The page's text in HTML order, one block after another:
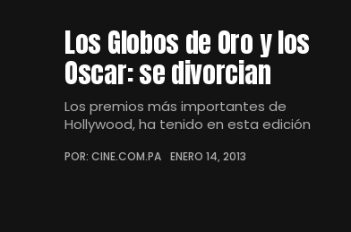
Los Globos de Oro y los
Oscar: se divorcian
Los premios más importantes de
Hollywood, ha tenido en esta edición
POR: CINE.COM.PA ENERO 14, 2013